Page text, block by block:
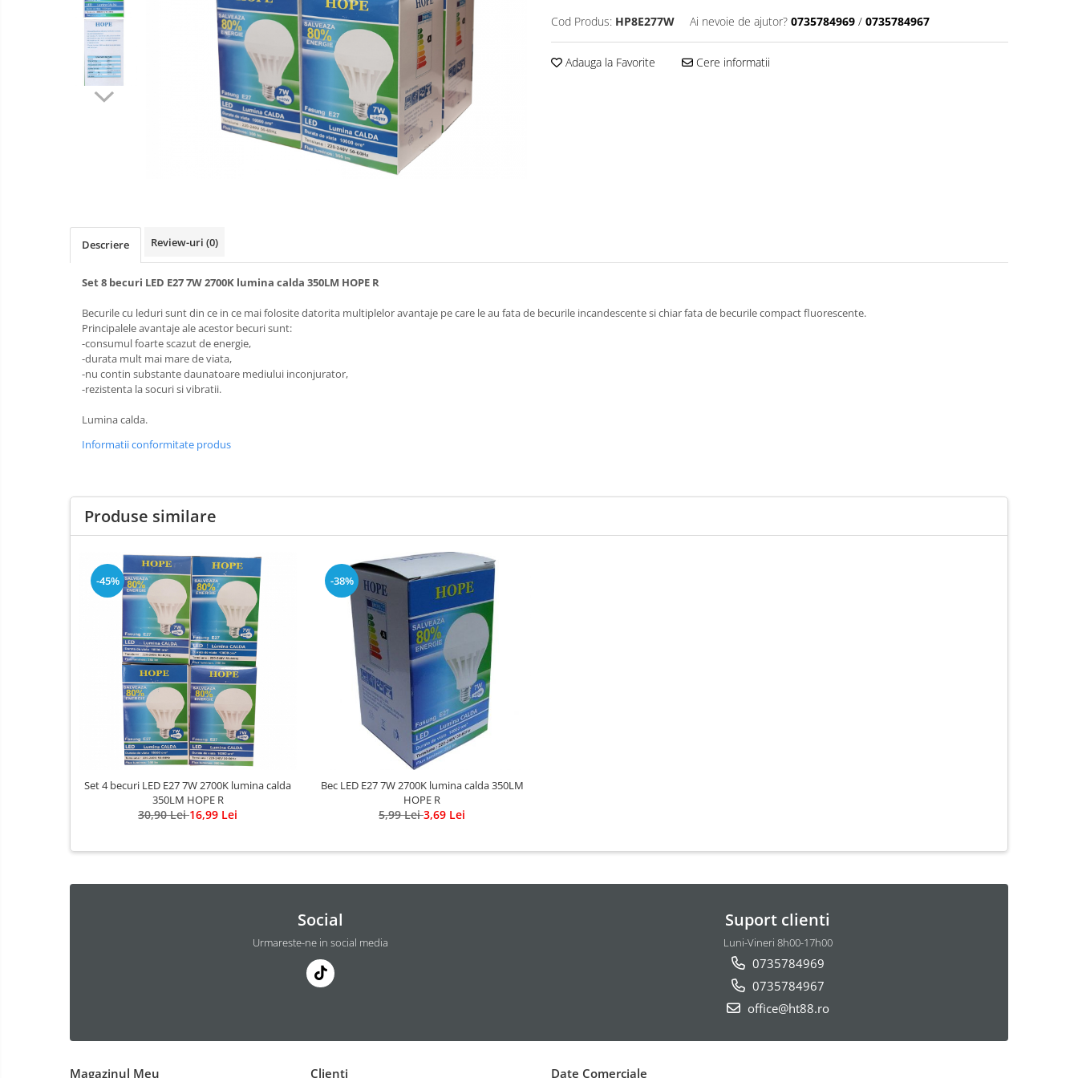
Alte accesorii calculatoare
Instrumente de masura
conectori
video
compatibile
Jucarii
interactive
Laptopuri
Manopera
instalare
Monitoare LED
Redresoare auto
Suporturi TV
Tastaturi si huse tablete
Cod Produs: HP8E277W Ai nevoie de ajutor? 0735784969 / 0735784967
Adauga la Favorite Cere informatii
Descriere Review-uri (0)
Set 8 becuri LED E27 7W 2700K lumina calda 350LM HOPE R
Becurile cu leduri sunt din ce in ce mai folosite datorita multiplelor avantaje pe care le au fata de becurile incandescente si chiar fata de becurile compact fluorescente.
Principalele avantaje ale acestor becuri sunt:
-consumul foarte scazut de energie,
-durata mult mai mare de viata,
-nu contin substante daunatoare mediului inconjurator,
-rezistenta la socuri si vibratii.
Lumina calda.
Informatii conformitate produs
Produse similare
-45%
Set 4 becuri LED E27 7W 2700K lumina calda
350LM HOPE R
30,90 Lei16,99 Lei
-38%
Bec LED E27 7W 2700K lumina calda 350LM
HOPE R
5,99 Lei3,69 Lei
Social
Urmareste-ne in social media
Suport clienti
Luni-Vineri 8h00-17h00
0735784969
0735784967
office@ht88.ro
Magazinul Meu Clienti Date Comerciale